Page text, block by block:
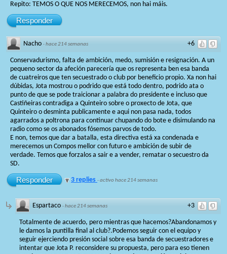
Repito: TEMOS O QUE NOS MERECEMOS, non hai máis.
Responder
+6
Nacho ·hace 214 semanas
Conservadurismo, falta de ambición, medo, sumisión e resignación. A un
pequeno sector da afeción parecería que os representa ben esa banda
de cuatreiros que ten secuestrado o club por beneficio propio. Xa non hai
dúbidas, Jota mostrou o podrido que está todo dentro, podrido ata o
punto de que se pode traicionar a palabra do presidente e incluso que
Castiñeiras contradiga a Quinteiro sobre o proxecto de Jota, que
Quinteiro o desminta publicamente e aqui non pasa nada, todos
agarrados a poltrona para continuar chupando do bote e disimulando na
radio como se os abonados fósemos parvos de todo.
E non, temos que dar a batalla, esta directiva está xa condenada e
merecemos un Compos mellor con futuro e ambición de subir de
verdade. Temos que forzalos a sair e a vender, rematar o secuestro da
SD.
Responder 3 replies ·activo hace 214 semanas
+3
Espartaco ·hace 214 semanas
Totalmente de acuerdo, pero mientras que hacemos?Abandonamos y
le damos la puntilla final al club?.Podemos seguir con el equipo y
seguir ejerciendo presión social sobre esa banda de secuestradores e
intentar que Jota P. reconsidere su propuesta, pero para eso tienen